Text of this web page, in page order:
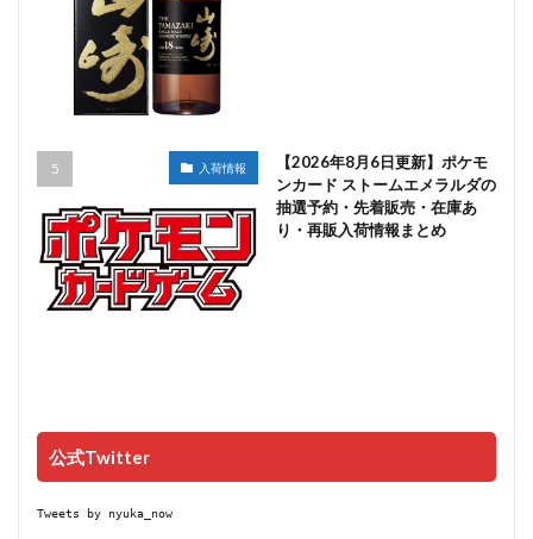
入荷情報
【2026年8月6日更新】ポケモ
ンカード ストームエメラルダの
抽選予約・先着販売・在庫あ
り・再販入荷情報まとめ
公式Twitter
Tweets by nyuka_now